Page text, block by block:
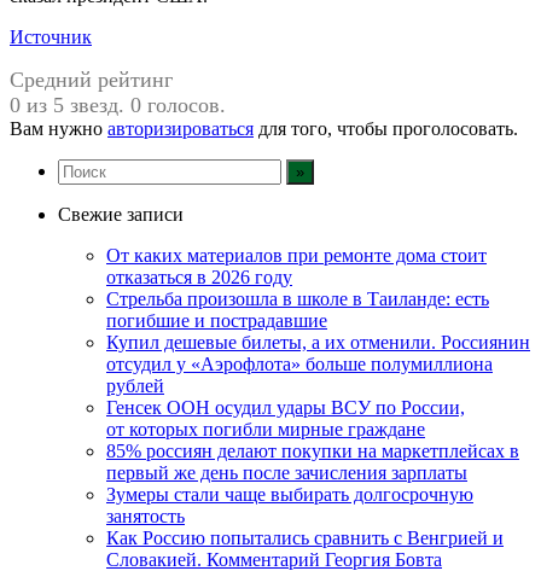
Источник
Средний рейтинг
0 из 5 звезд. 0 голосов.
Вам нужно авторизироваться для того, чтобы проголосовать.
Свежие записи
От каких материалов при ремонте дома стоит
отказаться в 2026 году
Стрельба произошла в школе в Таиланде: есть
погибшие и пострадавшие
Купил дешевые билеты, а их отменили. Россиянин
отсудил у «Аэрофлота» больше полумиллиона
рублей
Генсек ООН осудил удары ВСУ по России,
от которых погибли мирные граждане
85% россиян делают покупки на маркетплейсах в
первый же день после зачисления зарплаты
Зумеры стали чаще выбирать долгосрочную
занятость
Как Россию попытались сравнить с Венгрией и
Словакией. Комментарий Георгия Бовта